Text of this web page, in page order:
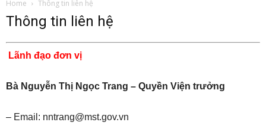
Home Thông tin liên hệ
Thông tin liên hệ
Lãnh đạo đơn vị
Bà Nguyễn Thị Ngọc Trang – Quyền Viện trưởng
– Email: nntrang@mst.gov.vn